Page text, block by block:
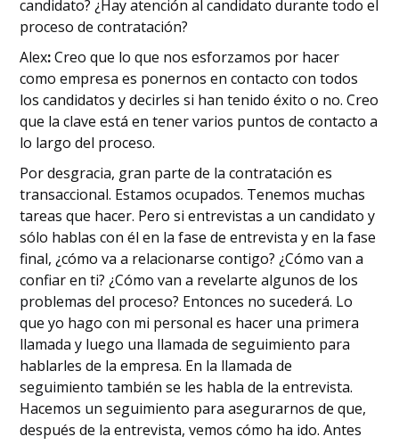
candidato? ¿Hay atención al candidato durante todo el
proceso de contratación?
‍Alex:Creo que lo que nos esforzamos por hacer
como empresa es ponernos en contacto con todos
los candidatos y decirles si han tenido éxito o no. Creo
que la clave está en tener varios puntos de contacto a
lo largo del proceso.
Por desgracia, gran parte de la contratación es
transaccional. Estamos ocupados. Tenemos muchas
tareas que hacer. Pero si entrevistas a un candidato y
sólo hablas con él en la fase de entrevista y en la fase
final, ¿cómo va a relacionarse contigo? ¿Cómo van a
confiar en ti? ¿Cómo van a revelarte algunos de los
problemas del proceso? Entonces no sucederá. Lo
que yo hago con mi personal es hacer una primera
llamada y luego una llamada de seguimiento para
hablarles de la empresa. En la llamada de
seguimiento también se les habla de la entrevista.
Hacemos un seguimiento para asegurarnos de que,
después de la entrevista, vemos cómo ha ido. Antes